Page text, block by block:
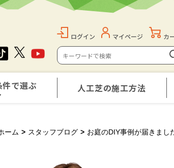
ログイン マイページ カ
で選ぶ 人工芝の施工方法
ーム > スタッフブログ > お庭のDIY事例が届きまし